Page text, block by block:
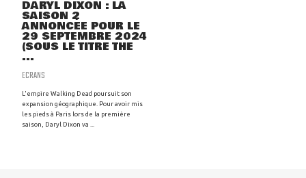
DARYL DIXON : LA
SAISON 2
ANNONCÉE POUR LE
29 SEPTEMBRE 2024
(SOUS LE TITRE THE
...
ECRANS
L'empire Walking Dead poursuit son
expansion géographique. Pour avoir mis
les pieds à Paris lors de la première
saison, Daryl Dixon va ...